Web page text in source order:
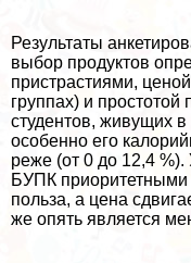
Результаты
выбор продуктов
пристрастиями,
группах) и простотой
студентов, живущих
особенно его
реже (от 0 до 12,4 %).
БУПК приоритетными
польза, а цена
же опять является